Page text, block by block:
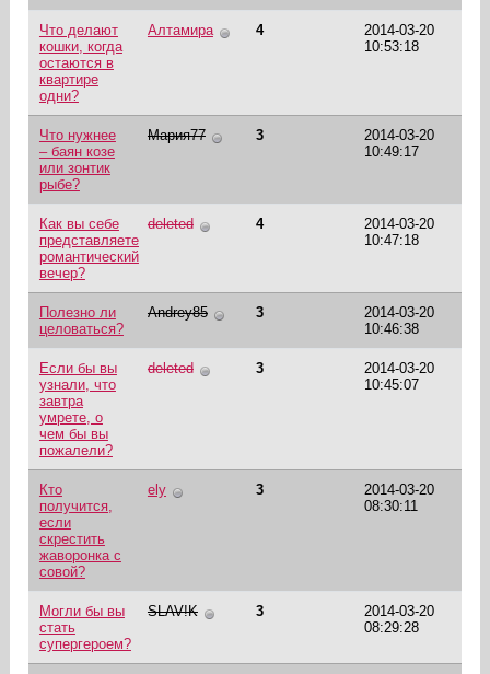
Что делают
кошки, когда
остаются в
квартире
одни?
Алтамира 4
2014-03-20
10:53:18
Что нужнее
– баян козе
или зонтик
рыбе?
Мария77 3
2014-03-20
10:49:17
Как вы себе
представляете
романтический
вечер?
deleted 4
2014-03-20
10:47:18
Полезно ли
целоваться?
Andrey85 3
2014-03-20
10:46:38
Если бы вы
узнали, что
завтра
умрете, о
чем бы вы
пожалели?
deleted 3
2014-03-20
10:45:07
Кто
получится,
если
скрестить
жаворонка с
совой?
ely 3
2014-03-20
08:30:11
Могли бы вы
стать
супергероем?
SLAV!K 3
2014-03-20
08:29:28